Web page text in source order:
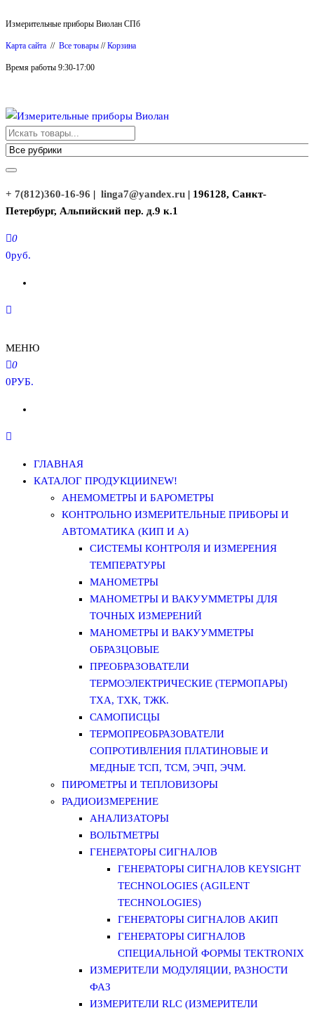
к
содержимому
Измерительные приборы Виолан СПб
Карта сайта // Все товары //Корзина
Время работы 9:30-17:00
Измерительные приборы Виолан
+ 7(812)360-16-96 | linga7@yandex.ru | 196128, Санкт-
Петербург, Альпийский пер. д.9 к.1
0
0руб.
МЕНЮ
0
0РУБ.
ГЛАВНАЯ
КАТАЛОГ ПРОДУКЦИИNEW!
АНЕМОМЕТРЫ И БАРОМЕТРЫ
КОНТРОЛЬНО ИЗМЕРИТЕЛЬНЫЕ ПРИБОРЫ И
АВТОМАТИКА (КИП И А)
СИСТЕМЫ КОНТРОЛЯ И ИЗМЕРЕНИЯ
ТЕМПЕРАТУРЫ
МАНОМЕТРЫ
МАНОМЕТРЫ И ВАКУУММЕТРЫ ДЛЯ
ТОЧНЫХ ИЗМЕРЕНИЙ
МАНОМЕТРЫ И ВАКУУММЕТРЫ
ОБРАЗЦОВЫЕ
ПРЕОБРАЗОВАТЕЛИ
ТЕРМОЭЛЕКТРИЧЕСКИЕ (ТЕРМОПАРЫ)
ТХА, ТХК, ТЖК.
САМОПИСЦЫ
ТЕРМОПРЕОБРАЗОВАТЕЛИ
СОПРОТИВЛЕНИЯ ПЛАТИНОВЫЕ И
МЕДНЫЕ ТСП, ТСМ, ЭЧП, ЭЧМ.
ПИРОМЕТРЫ И ТЕПЛОВИЗОРЫ
РАДИОИЗМЕРЕНИЕ
АНАЛИЗАТОРЫ
ВОЛЬТМЕТРЫ
ГЕНЕРАТОРЫ СИГНАЛОВ
ГЕНЕРАТОРЫ СИГНАЛОВ KEYSIGHT
TECHNOLOGIES (AGILENT
TECHNOLOGIES)
ГЕНЕРАТОРЫ СИГНАЛОВ АКИП
ГЕНЕРАТОРЫ СИГНАЛОВ
СПЕЦИАЛЬНОЙ ФОРМЫ TEKTRONIX
ИЗМЕРИТЕЛИ МОДУЛЯЦИИ, РАЗНОСТИ
ФАЗ
ИЗМЕРИТЕЛИ RLC (ИЗМЕРИТЕЛИ